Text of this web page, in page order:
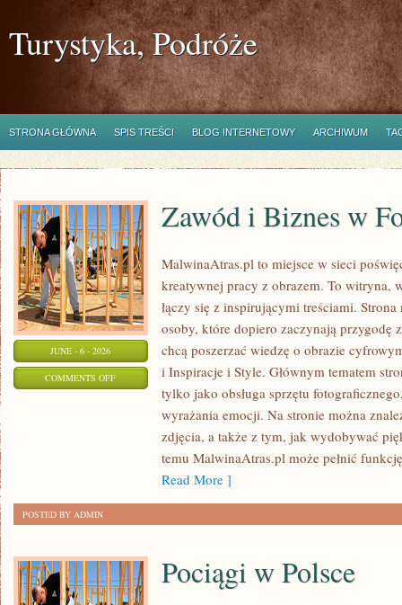
Turystyka, Podróże
STRONA GŁÓWNA SPIS TREŚCI BLOG INTERNETOWY ARCHIWUM
JUNE - 6 - 2026
COMMENTS OFFON
Zawód i Biznes w
MalwinaAtras.pl to miejsce w sieci
kreatywnej pracy z obrazem. To witryna,
łączy się z inspirującymi treściami.
osoby, które dopiero zaczynają przygodę
chcą poszerzać wiedzę o obrazie
i Inspiracje i Style. Głównym tematem
tylko jako obsługa sprzętu
wyrażania emocji. Na stronie można
zdjęcia, a także z tym, jak wydobywać
temu MalwinaAtras.pl może pełnić
Read More ]
POSTED BY ADMIN
Pociągi w Polsce